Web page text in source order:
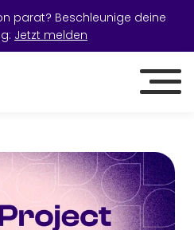
parat? Beschleunige deine
Jetzt melden